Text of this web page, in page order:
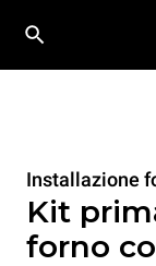
Installazione
Kit
forno